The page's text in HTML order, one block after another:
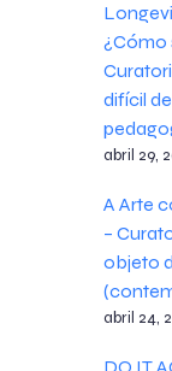
¿Cómo
difícil
abril 29,
A Arte
–
objeto
abril 24,